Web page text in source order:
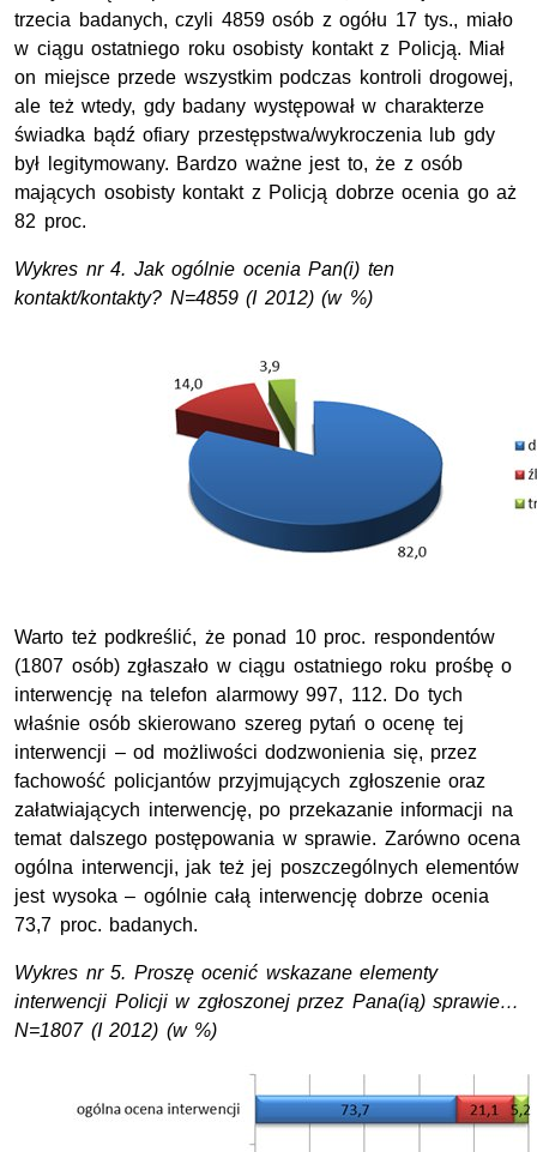
trzecia badanych, czyli 4859 osób z ogółu 17 tys., miało
w ciągu ostatniego roku osobisty kontakt z Policją. Miał
on miejsce przede wszystkim podczas kontroli drogowej,
ale też wtedy, gdy badany występował w charakterze
świadka bądź ofiary przestępstwa/wykroczenia lub gdy
był legitymowany. Bardzo ważne jest to, że z osób
mających osobisty kontakt z Policją dobrze ocenia go aż
82 proc.
Wykres nr 4. Jak ogólnie ocenia Pan(i) ten
kontakt/kontakty? N=4859 (I 2012) (w %)
Warto też podkreślić, że ponad 10 proc. respondentów
(1807 osób) zgłaszało w ciągu ostatniego roku prośbę o
interwencję na telefon alarmowy 997, 112. Do tych
właśnie osób skierowano szereg pytań o ocenę tej
interwencji – od możliwości dodzwonienia się, przez
fachowość policjantów przyjmujących zgłoszenie oraz
załatwiających interwencję, po przekazanie informacji na
temat dalszego postępowania w sprawie. Zarówno ocena
ogólna interwencji, jak też jej poszczególnych elementów
jest wysoka – ogólnie całą interwencję dobrze ocenia
73,7 proc. badanych.
Wykres nr 5. Proszę ocenić wskazane elementy
interwencji Policji w zgłoszonej przez Pana(ią) sprawie…
N=1807 (I 2012) (w %)